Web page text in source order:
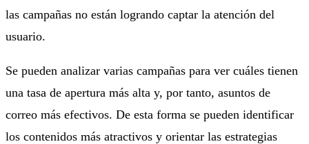
las campañas no están logrando captar la atención del
usuario.
Se pueden analizar varias campañas para ver cuáles tienen
una tasa de apertura más alta y, por tanto, asuntos de
correo más efectivos. De esta forma se pueden identificar
los contenidos más atractivos y orientar las estrategias